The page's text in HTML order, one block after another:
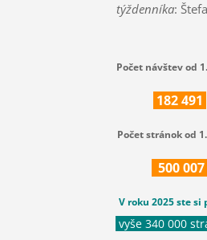
týždenníka:
Počet návštev od
182491
Počet stránok od
500007
V roku 2025 ste si
vyše 340 000